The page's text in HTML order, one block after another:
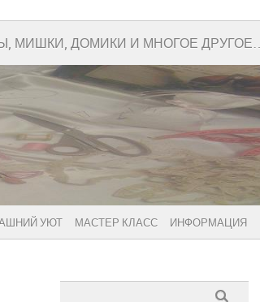
МИШКИ, ДОМИКИ И МНОГОЕ ДРУГОЕ…
УЮТ МАСТЕР КЛАСС ИНФОРМАЦИЯ